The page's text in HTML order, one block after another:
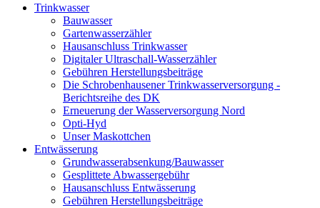
Trinkwasser
Bauwasser
Gartenwasserzähler
Hausanschluss Trinkwasser
Digitaler Ultraschall-Wasserzähler
Gebühren Herstellungsbeiträge
Die Schrobenhausener Trinkwasserversorgung -
Berichtsreihe des DK
Erneuerung der Wasserversorgung Nord
Opti-Hyd
Unser Maskottchen
Entwässerung
Grundwasserabsenkung/Bauwasser
Gesplittete Abwassergebühr
Hausanschluss Entwässerung
Gebühren Herstellungsbeiträge